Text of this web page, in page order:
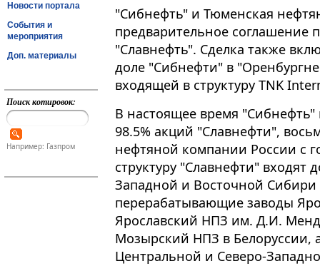
Новости портала
События и
мероприятия
Доп. материалы
Поиск котировок:
Например: Газпром
"Сибнефть" и Тюменская
предварительное соглашение
"Славнефть". Сделка также
доле "Сибнефти" в
входящей в структуру TNK
В настоящее время
98.5% акций "Славнефти",
нефтяной компании России с
структуру "Славнефти"
Западной и Восточной
перерабатывающие заводы
Ярославский НПЗ им. Д.И.
Мозырский НПЗ в Белоруссии,
Центральной и Северо-